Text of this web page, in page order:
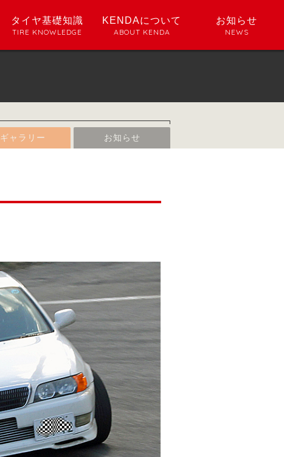
タイヤ基礎知識
TIRE KNOWLEDGE
KENDAについて
ABOUT KENDA
お知らせ
NEWS
ギャラリー お知らせ